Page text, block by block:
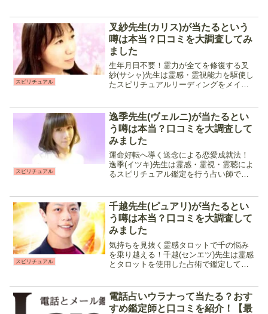
相談など幅広く対応してくれるので、占
い初心者の方にもおす...
スピリチュアル
叉紗先生(カリス)が当たるという
噂は本当？口コミを大調査してみ
ました
生年月日不要！霊力が全てを修復する叉
紗(サシャ)先生は霊感・霊視能力を駆使し
たスピリチュアルリーディングをメイン
係などの複雑な事情を持つ相談者に人
気。アドバイスも的確に...
スピリチュアル
逸季先生(ヴェルニ)が当たるとい
う噂は本当？口コミを大調査して
みました
運命好転へ導く送念による恋愛成就法！
逸季(イツキ)先生は霊感・霊視・霊聴によ
るスピリチュアル鑑定を行う占い師で
を受けられるのがポイント。相談内容に
合わせて必要な占術をプ...
スピリチュアル
千越先生(ピュアリ)が当たるとい
う噂は本当？口コミを大調査して
みました
気持ちを見抜く霊感タロットで千の悩み
を乗り越える！千越(センエツ)先生は霊感
とタロットを使用した占術で鑑定してく
らではの視点と、女性の立場に立ったア
ドバイスは分かりやす...
電話占いウラナって当たる？おす
すめ鑑定師と口コミを紹介！【最